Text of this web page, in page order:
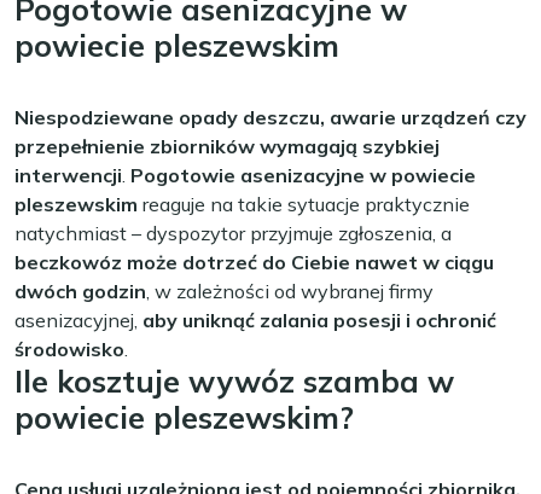
Pogotowie asenizacyjne w
powiecie pleszewskim
Niespodziewane opady deszczu, awarie urządzeń czy
przepełnienie zbiorników wymagają szybkiej
interwencji. Pogotowie asenizacyjne w powiecie
pleszewskim reaguje na takie sytuacje praktycznie
natychmiast – dyspozytor przyjmuje zgłoszenia, a
beczkowóz może dotrzeć do Ciebie nawet w ciągu
dwóch godzin, w zależności od wybranej firmy
asenizacyjnej, aby uniknąć zalania posesji i ochronić
środowisko.
Ile kosztuje wywóz szamba w
powiecie pleszewskim?